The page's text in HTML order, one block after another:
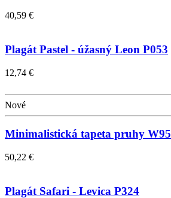
40,59 €
Plagát Pastel - úžasný Leon P053
12,74 €
Nové
Minimalistická tapeta pruhy W95
50,22 €
Plagát Safari - Levica P324